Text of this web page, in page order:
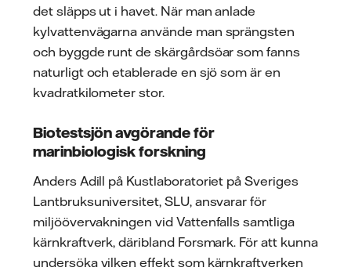
det släpps ut i havet. När man anlade
kylvattenvägarna använde man sprängsten
och byggde runt de skärgårdsöar som fanns
naturligt och etablerade en sjö som är en
kvadratkilometer stor.
Biotestsjön avgörande för
marinbiologisk forskning
Anders Adill på Kustlaboratoriet på Sveriges
Lantbruksuniversitet, SLU, ansvarar för
miljöövervakningen vid Vattenfalls samtliga
kärnkraftverk, däribland Forsmark. För att kunna
undersöka vilken effekt som kärnkraftverken